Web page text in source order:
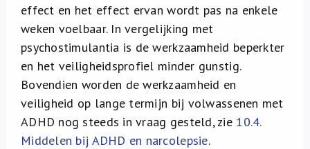
effect en het effect ervan wordt pas na enkele
weken voelbaar. In vergelijking met
psychostimulantia is de werkzaamheid beperkter
en het veiligheidsprofiel minder gunstig.
Bovendien worden de werkzaamheid en
veiligheid op lange termijn bij volwassenen met
ADHD nog steeds in vraag gesteld, zie 10.4.
Middelen bij ADHD en narcolepsie.